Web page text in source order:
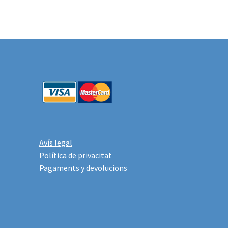
Avís legal
Política de privacitat
Pagaments y devolucions